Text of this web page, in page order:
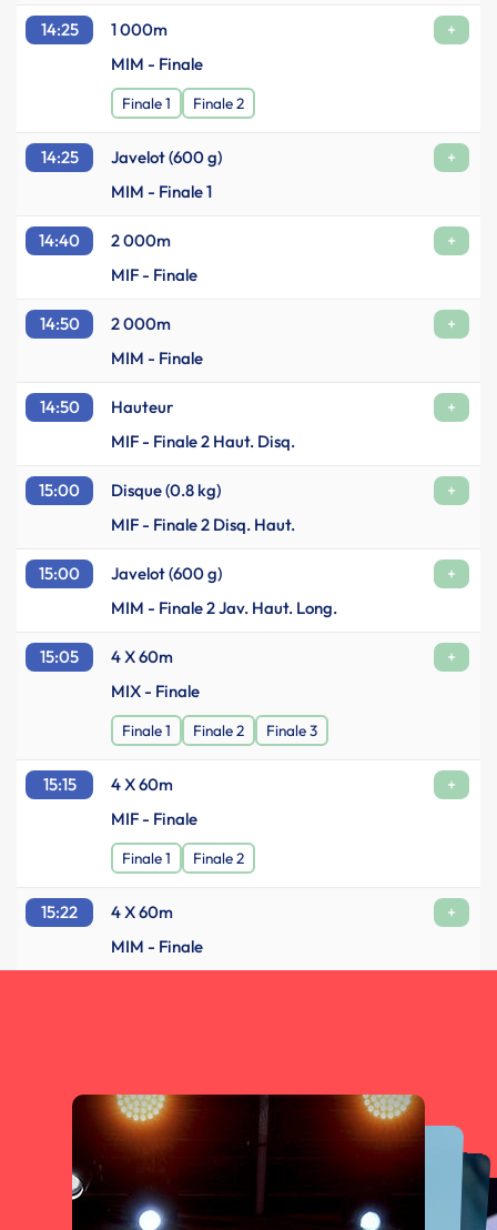
14:25 1 000m
+
MIM - Finale
Finale 1 Finale 2
14:25 Javelot (600 g)
+
MIM - Finale 1
14:40 2 000m
+
MIF - Finale
14:50 2 000m
+
MIM - Finale
14:50 Hauteur
+
MIF - Finale 2 Haut. Disq.
15:00 Disque (0.8 kg)
+
MIF - Finale 2 Disq. Haut.
15:00 Javelot (600 g)
+
MIM - Finale 2 Jav. Haut. Long.
15:05 4 X 60m
+
MIX - Finale
Finale 1 Finale 2 Finale 3
15:15 4 X 60m
+
MIF - Finale
Finale 1 Finale 2
15:22 4 X 60m
+
MIM - Finale